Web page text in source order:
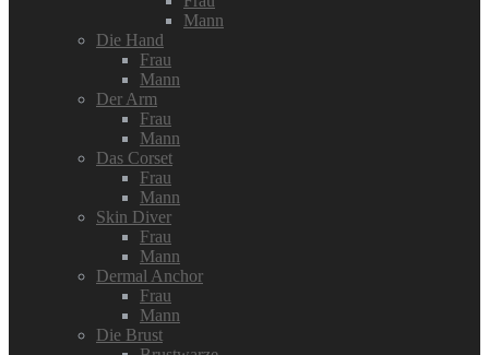
Mann
Die Hand
Frau
Mann
Der Arm
Frau
Mann
Das Corset
Frau
Mann
Skin Diver
Frau
Mann
Dermal Anchor
Frau
Mann
Die Brust